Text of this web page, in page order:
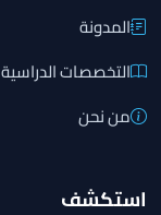
المدونة
التخصصات الدراسية
من نحن
استكشف